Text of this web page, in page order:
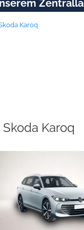
Skoda Karoq